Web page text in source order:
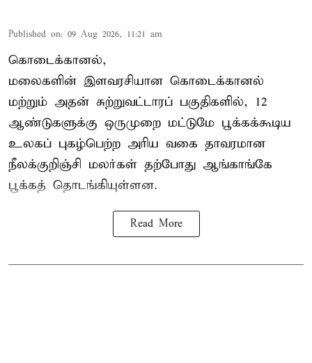
Published on: 09 Aug 2026, 11:21 am
கொடைக்கானல்,
மலைகளின் இளவரசியான கொடைக்கானல்
மற்றும் அதன் சுற்றுவட்டாரப் பகுதிகளில், 12
ஆண்டுகளுக்கு ஒருமுறை மட்டுமே பூக்கக்கூடிய
உலகப் புகழ்பெற்ற அரிய வகை தாவரமான
நீலக்குறிஞ்சி மலர்கள் தற்போது ஆங்காங்கே
பூக்கத் தொடங்கியுள்ளன.
Read More